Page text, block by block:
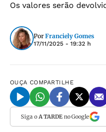
Os valores serão
Por Franciely Gomes
17/11/2025 - 19:32 h
OUÇA COMPARTILHE
Siga o A TARDEno Google